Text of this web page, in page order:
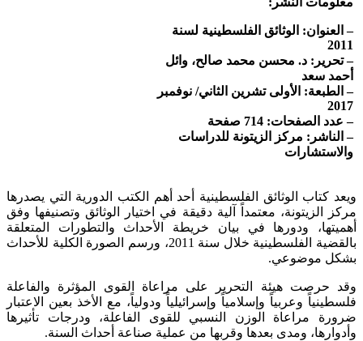
– العنوان: الوثائق الفلسطينية لسنة
2011
– تحرير: د. محسن محمد صالح، وائل
أحمد سعد
– الطبعة: الأولى تشرين الثاني/ نوفمبر
2017
– عدد الصفحات: 714 صفحة
– الناشر: مركز الزيتونة للدراسات
والاستشارات
ويعد كتاب الوثائق الفلسطينية أحد أهم الكتب الدورية التي يصدرها
مركز الزيتونة، معتمداً آلية دقيقة في اختيار الوثائق وتصنيفها وفق
أهميتها، ودورها في بيان خريطة الأحداث والتطورات المتعلقة
بالقضية الفلسطينية خلال سنة 2011، ورسم الصورة الكلية للأحداث
بشكل موضوعي.
وقد حرصت هيئة التحرير على مراعاة القوى المؤثرة والفاعلة
فلسطينياً وعربياً وإسلامياً وإسرائيلياً ودولياً، مع الأخذ بعين الاعتبار
ضرورة مراعاة الوزن النسبي للقوى الفاعلة، ودرجات تأثيرها
وأدوارها، ومدى بعدها وقربها من عملية صناعة أحداث السنة.